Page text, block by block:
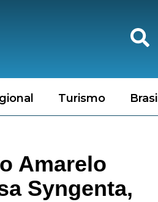
Turismo Brasil
Amarelo
Syngenta,